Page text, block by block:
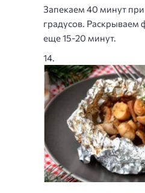
Запекаем 40 минут
градусов. Раскрываем
еще 15-20 минут.